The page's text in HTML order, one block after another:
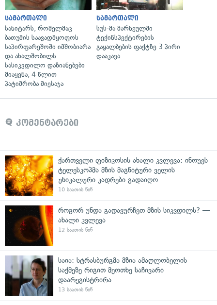
სამართალი
სანიტარს, რომელმაც
ბათუმის საავადმყოფოს
საპირფარეშოში იმშობიარა
და ახალშობილს
სასიკვდილო დაზიანებები
მიაყენა, 4 წლით
პატიმრობა მიესაჯა
სამართალი
სუს-მა მარნეულში
ტექინსპექტირების
გაყალბების ფაქტზე 3 პირი
დააკავა
კომენტარები
ქართველი ფიზიკოსის ახალი კვლევა: ინოუეს
ტელესკოპმა მზის მაგნიტური ველის
უნიკალური კადრები გადაიღო
10 საათის წინ
როგორ უნდა გადავურჩეთ მზის სიკვდილს? —
ახალი კვლევა
12 საათის წინ
საია: სტრასბურგმა მზია ამაღლობელის
საქმეზე რიგით მეოთხე საჩივარი
დაარეგისტრირა
13 საათის წინ